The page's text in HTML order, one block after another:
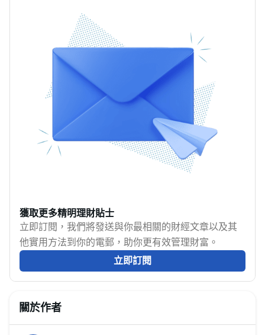
構。汽車噴油是修復車
身外觀、保護車輛的常
見方法之一。此外，若
車主希望改變車身顏色
以提升個人風格，噴油
也是一個理想選擇。
MoneyHero為你介紹汽
車噴油的流程、全車與
局部噴油的區別、費用
你7個購買最平車保（包
括三保）的貼士，助你
大大降低不必要的車保
開支，購買最平的汽車
保險。<
車保險一知半解，導致
花冤枉錢買錯保單，甚
至在需要理賠時發現保
障不足。如果你正在為
汽車保險煩惱，就試下
MoneyHero的汽車保險
計算機！它能根據汽車
品牌、型號、出廠年份
等因素，快速計算私家
式、影響保費的因素，
以及教你如何利用汽車
保險計算機精準估算費
用，確保你選擇最適
合、最划算的保險計
費、甚至法律訴訟費用
都可能讓你一夜之間破
產。這時候，第三者責
任保險（俗稱三保）就
是你的護身符，幫助你
應對突如其來的財務風
險。
獲取更多精明理財貼士
立即訂閱，我們將發送與你最相關的財經文章以及其
他實用方法到你的電郵，助你更有效管理財富。
立即訂閱
關於作者